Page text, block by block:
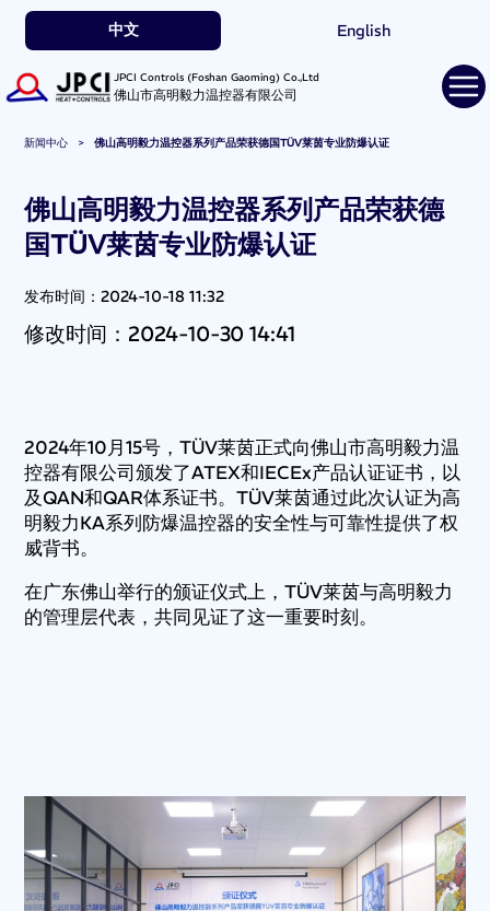
中文 English
JPCI Controls (Foshan Gaoming) Co.,Ltd
佛山市高明毅力温控器有限公司
新闻中心 >佛山高明毅力温控器系列产品荣获德国TÜV莱茵专业防爆认证
佛山高明毅力温控器系列产品荣获德
国TÜV莱茵专业防爆认证
发布时间：2024-10-18 11:32
修改时间：2024-10-30 14:41
2024年10月15号，TÜV莱茵正式向佛山市高明毅力温
控器有限公司颁发了ATEX和IECEx产品认证证书，以
及QAN和QAR体系证书。TÜV莱茵通过此次认证为高
明毅力KA系列防爆温控器的安全性与可靠性提供了权
威背书。
在广东佛山举行的颁证仪式上，TÜV莱茵与高明毅力
的管理层代表，共同见证了这一重要时刻。